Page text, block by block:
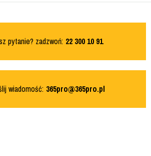
pytanie? zadzwoń: 22 300 10 91
wiadomość: 365pro@365pro.pl